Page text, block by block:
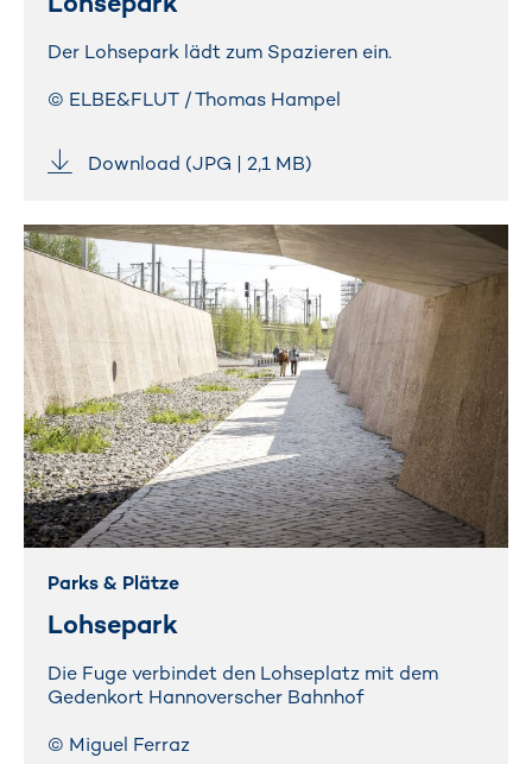
Der Lohsepark lädt zum Spazieren ein.
© ELBE&FLUT / Thomas Hampel
Download (JPG | 2,1 MB)
Parks & Plätze
Lohsepark
Die Fuge verbindet den Lohseplatz mit dem
Gedenkort Hannoverscher Bahnhof
© Miguel Ferraz